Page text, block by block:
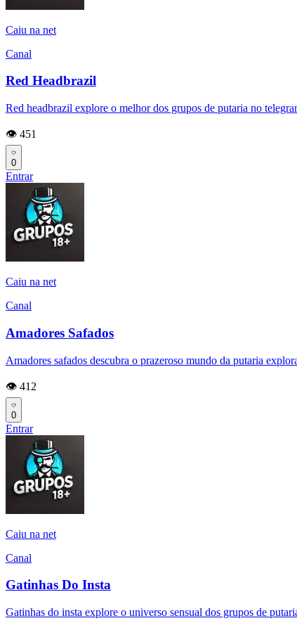
Caiu na net
Canal
Red Headbrazil
Red headbrazil explore o melhor dos grupos de putaria no
👁️ 451
0
Entrar
Caiu na net
Canal
Amadores Safados
Amadores safados descubra o prazeroso mundo da putaria
👁️ 412
0
Entrar
Caiu na net
Canal
Gatinhas Do Insta
Gatinhas do insta explore o universo sensual dos grupos de